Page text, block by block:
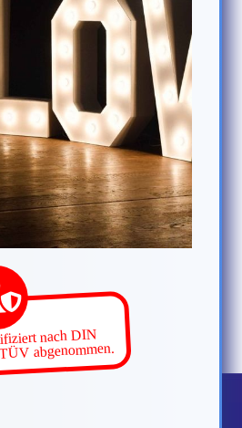
nach DIN
abgenommen.